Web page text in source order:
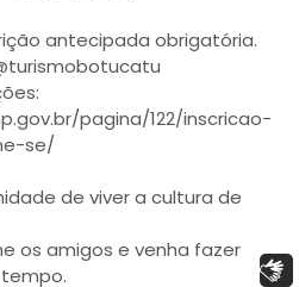
antecipada obrigatória.
pagina/122/inscricao-
se/
de viver a cultura de
os amigos e venha fazer